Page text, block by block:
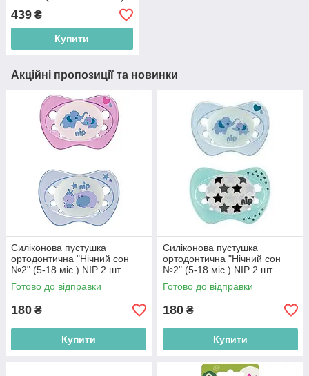
439 ₴
Купити
Акційні пропозиції та новинки
Силіконова пустушка
ортодонтична "Нічний сон
№2" (5-18 міс.) NIP 2 шт.
(4000821313101)
Готово до відправки
180 ₴
Купити
Силіконова пустушка
ортодонтична "Нічний сон
№2" (5-18 міс.) NIP 2 шт.
(4000821313101)
Готово до відправки
180 ₴
Купити